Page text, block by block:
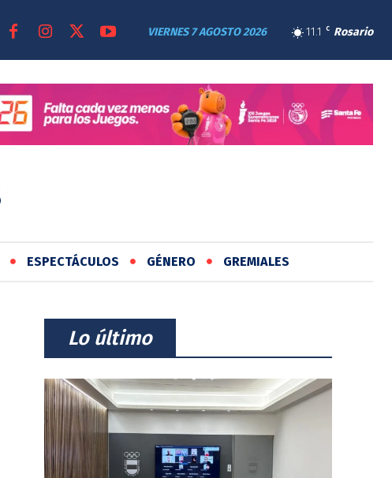
11.1 C Rosario
VIERNES 7 AGOSTO 2026
ESPECTÁCULOS GÉNERO GREMIALES
⠀Lo último⠀